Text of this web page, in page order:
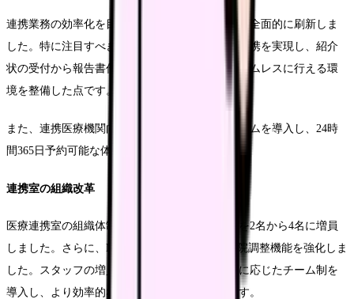
連携業務の効率化を目指し、地域連携システムを全面的に刷新しま
した。特に注目すべきは、電子カルテとの完全連携を実現し、紹介
状の受付から報告書作成までの一連の作業をシームレスに行える環
境を整備した点です。
また、連携医療機関向けのオンライン予約システムを導入し、24時
間365日予約可能な体制を構築しました。
連携室の組織改革
医療連携室の組織体制を見直し、専従の看護師を2名から4名に増員
しました。さらに、MSWを1名追加配置し、退院調整機能を強化しま
した。スタッフの増員に併せて、業務の専門性に応じたチーム制を
導入し、より効率的な業務運営を実現しています。